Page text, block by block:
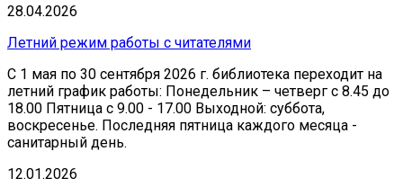
28.04.2026
Летний режим работы с читателями
С 1 мая по 30 сентября 2026 г. библиотека переходит на
летний график работы: Понедельник – четверг с 8.45 до
18.00 Пятница с 9.00 - 17.00 Выходной: суббота,
воскресенье. Последняя пятница каждого месяца -
санитарный день.
12.01.2026